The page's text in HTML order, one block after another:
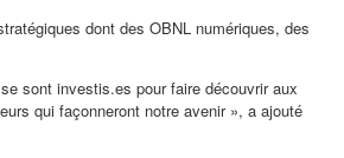
dont des OBNL numériques, des
sont investis.es pour faire découvrir aux
qui façonneront notre avenir », a ajouté